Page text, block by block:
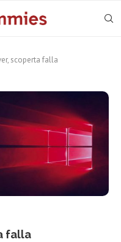
scoperta falla
falla